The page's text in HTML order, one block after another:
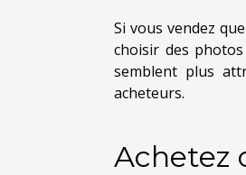
Si vous vendez
choisir des
semblent plus
acheteurs.
Achetez